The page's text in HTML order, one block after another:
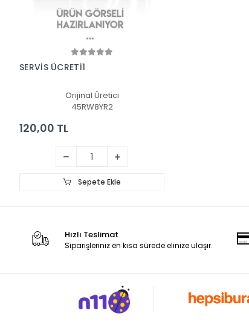
SERVİS ÜCRETİ1
Orijinal Üretici
45RW8YR2
120,00 TL
Sepete Ekle
Hızlı Teslimat
Siparişleriniz en kısa sürede elinize ulaşır.